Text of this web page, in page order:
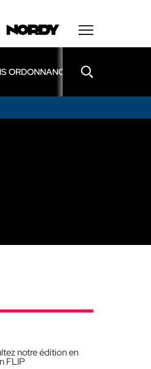
ORDONNANCE LEXOMIL SANS
notre édition en
FLIP